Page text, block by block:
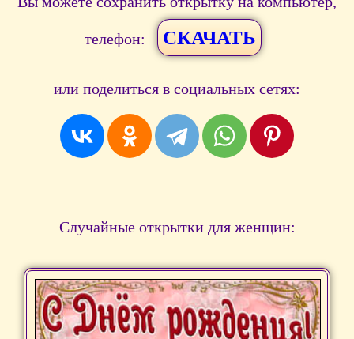
телефон: СКАЧАТЬ
или поделиться в социальных сетях:
Случайные открытки для женщин: